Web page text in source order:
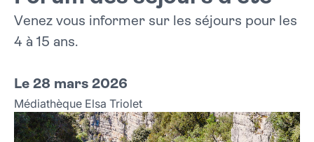
Venez vous informer sur les séjours pour les
4 à 15 ans.
Le 28 mars 2026
Médiathèque Elsa Triolet